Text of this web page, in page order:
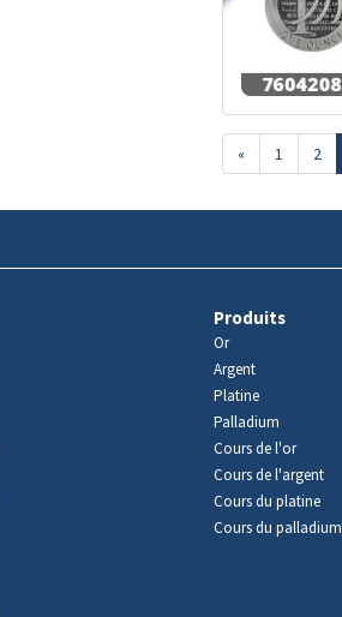
« 1 2
Produits
Or
Argent
Platine
Palladium
Cours de l'or
Cours de l'argent
Cours du platine
Cours du palladium